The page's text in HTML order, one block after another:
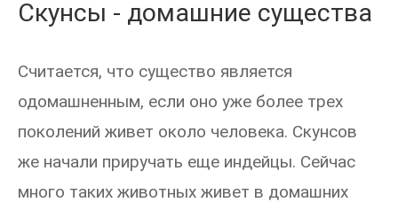
Скунсы - домашние существа
Считается, что существо является
одомашненным, если оно уже более трех
поколений живет около человека. Скунсов
же начали приручать еще индейцы. Сейчас
много таких животных живет в домашних